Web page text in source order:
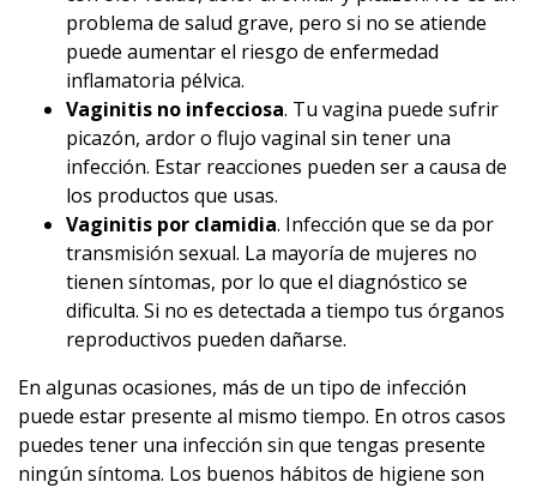
problema de salud grave, pero si no se atiende
puede aumentar el riesgo de enfermedad
inflamatoria pélvica.
Vaginitis no infecciosa. Tu vagina puede sufrir
picazón, ardor o flujo vaginal sin tener una
infección. Estar reacciones pueden ser a causa de
los productos que usas.
Vaginitis por clamidia. Infección que se da por
transmisión sexual. La mayoría de mujeres no
tienen síntomas, por lo que el diagnóstico se
dificulta. Si no es detectada a tiempo tus órganos
reproductivos pueden dañarse.
En algunas ocasiones, más de un tipo de infección
puede estar presente al mismo tiempo. En otros casos
puedes tener una infección sin que tengas presente
ningún síntoma. Los buenos hábitos de higiene son